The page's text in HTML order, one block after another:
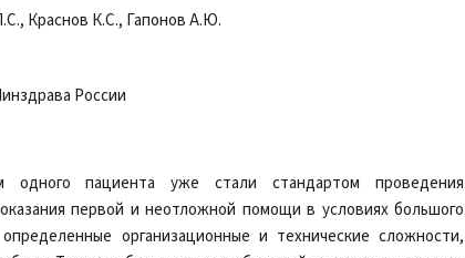
Краснов К.С., Гапонов А.Ю.
России
одного пациента уже стали стандартом проведения
первой и неотложной помощи в условиях большого
организационные и технические сложности,